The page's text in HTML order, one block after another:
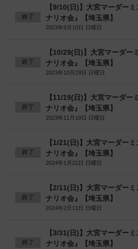
終了
【9/10(日)】大宮マーダー
ナリオ会』【埼玉県】
2023年9月10日 日曜日
終了
【10/29(日)】大宮マーダー
ナリオ会』【埼玉県】
2023年10月29日 日曜日
終了
【11/19(日)】大宮マーダー
ナリオ会』【埼玉県】
2023年11月19日 日曜日
終了
【1/21(日)】大宮マーダー
ナリオ会』【埼玉県】
2024年1月21日 日曜日
終了
【2/11(日)】大宮マーダー
ナリオ会』【埼玉県】
2024年2月11日 日曜日
終了
【3/31(日)】大宮マーダー
ナリオ会』【埼玉県】